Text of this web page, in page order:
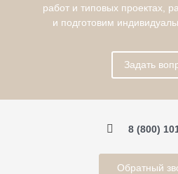
работ и типовых проектах,
и подготовим
Задать
8 (800)
Обратный